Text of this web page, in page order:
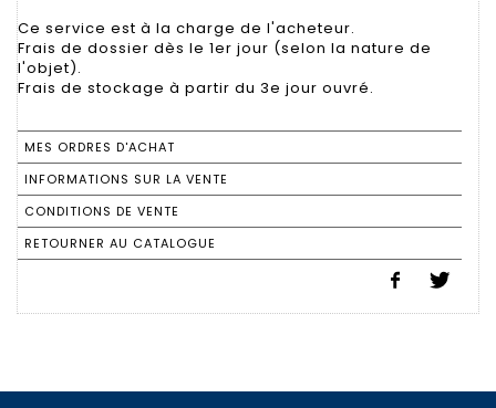
Ce service est à la charge de l'acheteur.
Frais de dossier dès le 1er jour (selon la nature de
l'objet).
Frais de stockage à partir du 3e jour ouvré.
MES ORDRES D'ACHAT
INFORMATIONS SUR LA VENTE
CONDITIONS DE VENTE
RETOURNER AU CATALOGUE